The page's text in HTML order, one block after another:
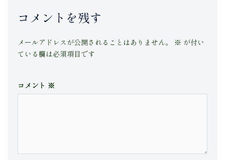
コメントを残す
メールアドレスが公開されることはありません。 ※ が付い
ている欄は必須項目です
コメント ※